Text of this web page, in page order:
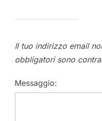
Il tuo indirizzo email
obbligatori sono
Messaggio: